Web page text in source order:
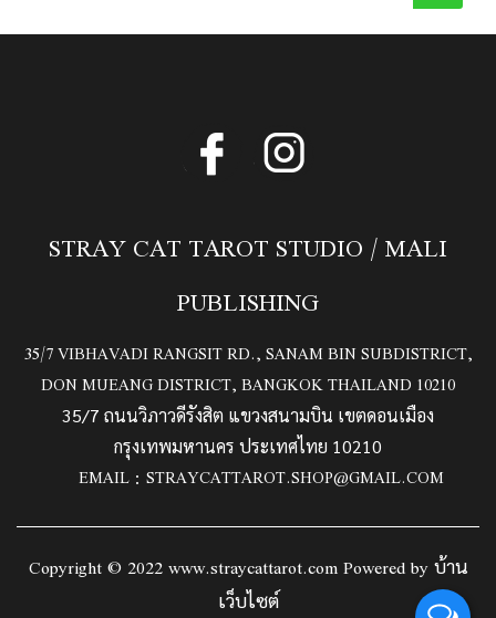
STRAY CAT TAROT STUDIO / MALI
PUBLISHING
35/7 VIBHAVADI RANGSIT RD., SANAM BIN SUBDISTRICT,
DON MUEANG DISTRICT, BANGKOK THAILAND 10210
35/7 ถนนวิภาวดีรังสิต แขวงสนามบิน เขตดอนเมือง
กรุงเทพมหานคร ประเทศไทย 10210
EMAIL : STRAYCATTAROT.SHOP@GMAIL.COM
Copyright © 2022 www.straycattarot.com Powered by บ้าน
เว็บไซต์